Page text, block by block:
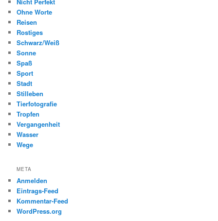
Nicht Perfekt
Ohne Worte
Reisen
Rostiges
Schwarz/Weiß
Sonne
Spaß
Sport
Stadt
Stilleben
Tierfotografie
Tropfen
Vergangenheit
Wasser
Wege
META
Anmelden
Eintrags-Feed
Kommentar-Feed
WordPress.org